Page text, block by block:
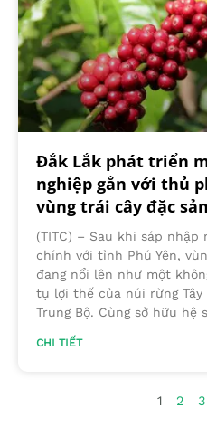
Đắk Lắk phát triển
nghiệp gắn với thủ
vùng trái cây đặc sản
(TITC) – Sau khi sáp nhập
chính với tỉnh Phú Yên,
đang nổi lên như một
tụ lợi thế của núi rừng Tây
Trung Bộ. Cùng sở hữu hệ
CHI TIẾT
1 2 3